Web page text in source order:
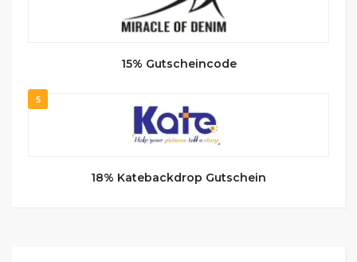
15% Gutscheincode
5
18% Katebackdrop Gutschein